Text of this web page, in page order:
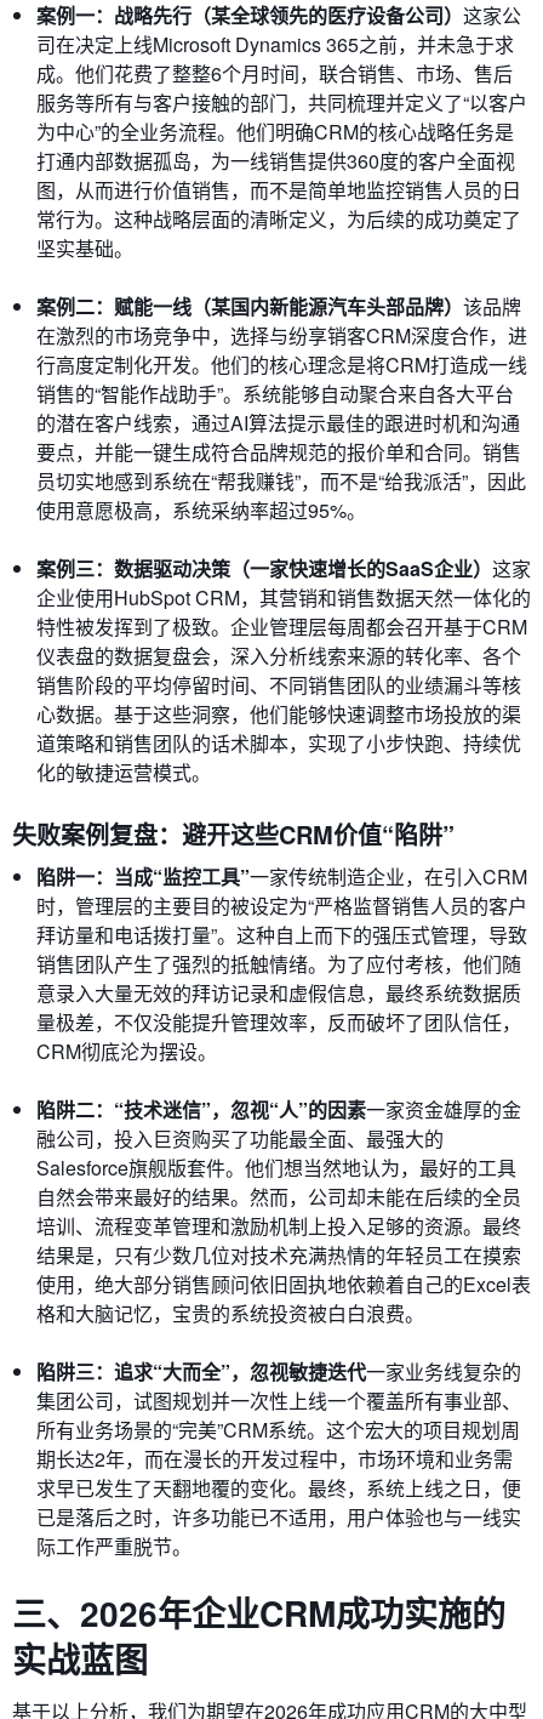
案例一：战略先行（某全球领先的医疗设备公司） 这家公
司在决定上线Microsoft Dynamics 365之前，并未急于求
成。他们花费了整整6个月时间，联合销售、市场、售后
服务等所有与客户接触的部门，共同梳理并定义了“以客户
为中心”的全业务流程。他们明确CRM的核心战略任务是
打通内部数据孤岛，为一线销售提供360度的客户全面视
图，从而进行价值销售，而不是简单地监控销售人员的日
常行为。这种战略层面的清晰定义，为后续的成功奠定了
坚实基础。
案例二：赋能一线（某国内新能源汽车头部品牌） 该品牌
在激烈的市场竞争中，选择与纷享销客CRM深度合作，进
行高度定制化开发。他们的核心理念是将CRM打造成一线
销售的“智能作战助手”。系统能够自动聚合来自各大平台
的潜在客户线索，通过AI算法提示最佳的跟进时机和沟通
要点，并能一键生成符合品牌规范的报价单和合同。销售
员切实地感到系统在“帮我赚钱”，而不是“给我派活”，因此
使用意愿极高，系统采纳率超过95%。
案例三：数据驱动决策（一家快速增长的SaaS企业） 这家
企业使用HubSpot CRM，其营销和销售数据天然一体化的
特性被发挥到了极致。企业管理层每周都会召开基于CRM
仪表盘的数据复盘会，深入分析线索来源的转化率、各个
销售阶段的平均停留时间、不同销售团队的业绩漏斗等核
心数据。基于这些洞察，他们能够快速调整市场投放的渠
道策略和销售团队的话术脚本，实现了小步快跑、持续优
化的敏捷运营模式。
失败案例复盘：避开这些CRM价值“陷阱”
陷阱一：当成“监控工具”一家传统制造企业，在引入CRM
时，管理层的主要目的被设定为“严格监督销售人员的客户
拜访量和电话拨打量”。这种自上而下的强压式管理，导致
销售团队产生了强烈的抵触情绪。为了应付考核，他们随
意录入大量无效的拜访记录和虚假信息，最终系统数据质
量极差，不仅没能提升管理效率，反而破坏了团队信任，
CRM彻底沦为摆设。
陷阱二：“技术迷信”，忽视“人”的因素一家资金雄厚的金
融公司，投入巨资购买了功能最全面、最强大的
Salesforce旗舰版套件。他们想当然地认为，最好的工具
自然会带来最好的结果。然而，公司却未能在后续的全员
培训、流程变革管理和激励机制上投入足够的资源。最终
结果是，只有少数几位对技术充满热情的年轻员工在摸索
使用，绝大部分销售顾问依旧固执地依赖着自己的Excel表
格和大脑记忆，宝贵的系统投资被白白浪费。
陷阱三：追求“大而全”，忽视敏捷迭代一家业务线复杂的
集团公司，试图规划并一次性上线一个覆盖所有事业部、
所有业务场景的“完美”CRM系统。这个宏大的项目规划周
期长达2年，而在漫长的开发过程中，市场环境和业务需
求早已发生了天翻地覆的变化。最终，系统上线之日，便
已是落后之时，许多功能已不适用，用户体验也与一线实
际工作严重脱节。
三、2026年企业CRM成功实施的
实战蓝图
基于以上分析，我们为期望在2026年成功应用CRM的大中型